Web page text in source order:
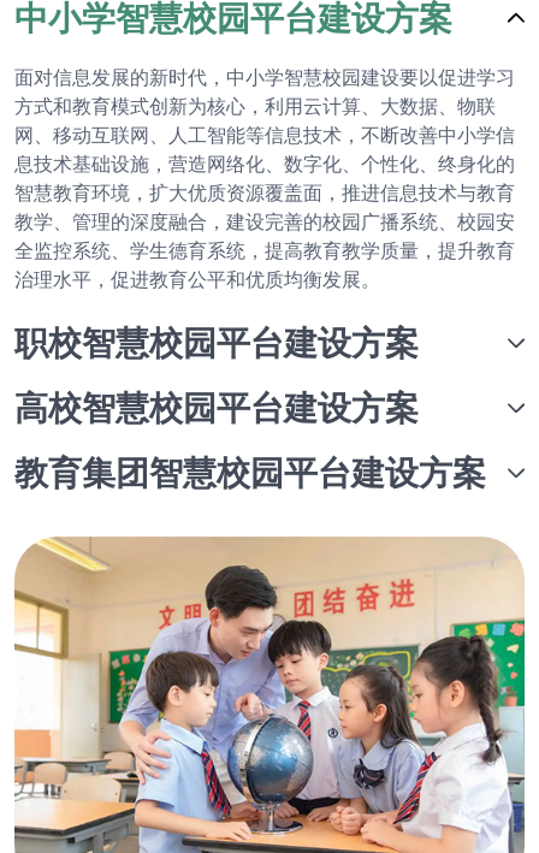
中小学智慧校园平台建设方案
面对信息发展的新时代，中小学智慧校园建设要以促进学习
方式和教育模式创新为核心，利用云计算、大数据、物联
网、移动互联网、人工智能等信息技术，不断改善中小学信
息技术基础设施，营造网络化、数字化、个性化、终身化的
智慧教育环境，扩大优质资源覆盖面，推进信息技术与教育
教学、管理的深度融合，建设完善的校园广播系统、校园安
全监控系统、学生德育系统，提高教育教学质量，提升教育
治理水平，促进教育公平和优质均衡发展。
职校智慧校园平台建设方案
高校智慧校园平台建设方案
教育集团智慧校园平台建设方案